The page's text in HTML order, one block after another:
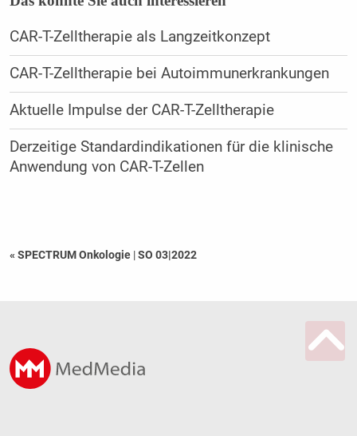
CAR-T-Zelltherapie als Langzeitkonzept
CAR-T-Zelltherapie bei Autoimmunerkrankungen
Aktuelle Impulse der CAR-T-Zelltherapie
Derzeitige Standardindikationen für die klinische
Anwendung von CAR-T-Zellen
« SPECTRUM Onkologie |SO 03|2022